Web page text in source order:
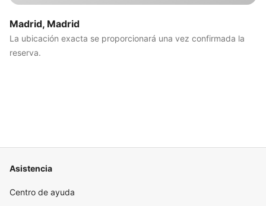
Madrid, Madrid
La ubicación exacta se proporcionará una vez confirmada la
reserva.
Asistencia
Centro de ayuda